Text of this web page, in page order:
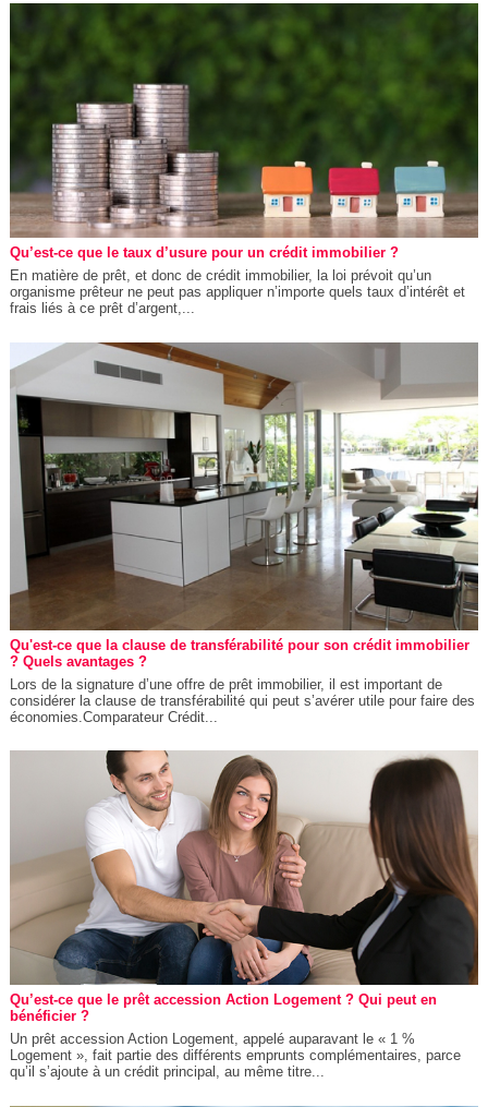
Qu’est-ce que le taux d’usure pour un crédit immobilier ?
En matière de prêt, et donc de crédit immobilier, la loi prévoit qu’un
organisme prêteur ne peut pas appliquer n’importe quels taux d’intérêt et
frais liés à ce prêt d’argent,...
Qu'est-ce que la clause de transférabilité pour son crédit immobilier
? Quels avantages ?
Lors de la signature d’une offre de prêt immobilier, il est important de
considérer la clause de transférabilité qui peut s’avérer utile pour faire des
économies.Comparateur Crédit...
Qu’est-ce que le prêt accession Action Logement ? Qui peut en
bénéficier ?
Un prêt accession Action Logement, appelé auparavant le « 1 %
Logement », fait partie des différents emprunts complémentaires, parce
qu’il s’ajoute à un crédit principal, au même titre...